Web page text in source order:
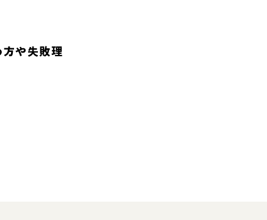
や失敗理